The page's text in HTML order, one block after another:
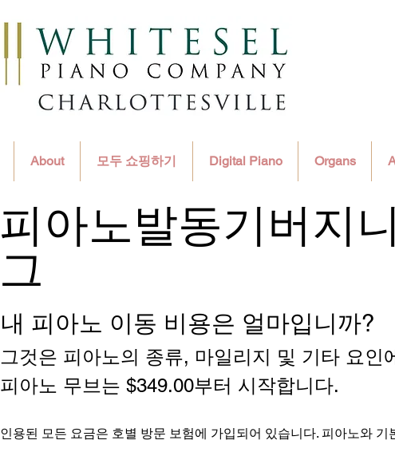
About 모두 쇼핑하기 Digital Piano Organs
피아노발동기버지
그
내 피아노 이동 비용은 얼마입니까?
그것은 피아노의 종류, 마일리지 및 기타 요인
피아노 무브는 $349.00부터 시작합니다.
인용된 모든 요금은 호별 방문 보험에 가입되어 있습니다. 피아노와